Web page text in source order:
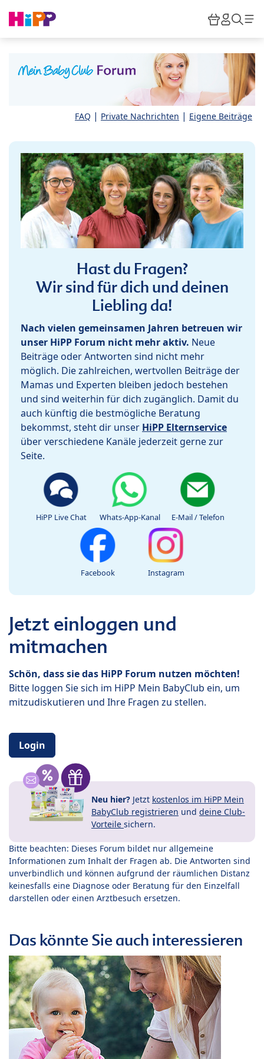
HiPP
FAQ | Private Nachrichten | Eigene Beiträge
Hast du Fragen?
Wir sind für dich und deinen
Liebling da!
Nach vielen gemeinsamen Jahren betreuen wir
unser HiPP Forum nicht mehr aktiv. Neue
Beiträge oder Antworten sind nicht mehr
möglich. Die zahlreichen, wertvollen Beiträge der
Mamas und Experten bleiben jedoch bestehen
und sind weiterhin für dich zugänglich. Damit du
auch künftig die bestmögliche Beratung
bekommst, steht dir unser HiPP Elternservice
über verschiedene Kanäle jederzeit gerne zur
Seite.
HiPP Live Chat Whats-App-Kanal E-Mail / Telefon
Facebook Instagram
Jetzt einloggen und
mitmachen
Schön, dass sie das HiPP Forum nutzen möchten!
Bitte loggen Sie sich im HiPP Mein BabyClub ein, um
mitzudiskutieren und Ihre Fragen zu stellen.
Login
Neu hier? Jetzt kostenlos im HiPP Mein
BabyClub registrieren und deine Club-
Vorteile sichern.
Bitte beachten: Dieses Forum bildet nur allgemeine
Informationen zum Inhalt der Fragen ab. Die Antworten sind
unverbindlich und können aufgrund der räumlichen Distanz
keinesfalls eine Diagnose oder Beratung für den Einzelfall
darstellen oder einen Arztbesuch ersetzen.
Das könnte Sie auch interessieren